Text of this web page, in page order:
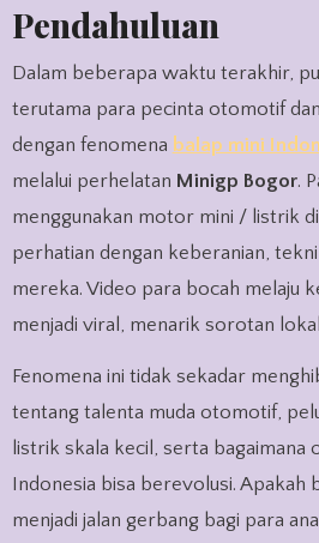
Pendahuluan
Dalam beberapa waktu terakhir, publik Indonesia—
terutama para pecinta otomotif
dengan fenomena balap mini
melalui perhelatan Minigp Bogor.
menggunakan motor mini / listrik
perhatian dengan keberanian,
mereka. Video para bocah melaju
menjadi viral, menarik sorotan
Fenomena ini tidak sekadar
tentang talenta muda otomotif,
listrik skala kecil, serta bagaimana
Indonesia bisa berevolusi. Apakah
menjadi jalan gerbang bagi para